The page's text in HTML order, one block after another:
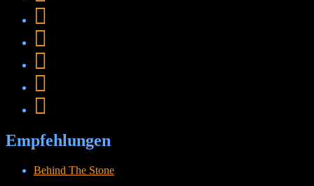
Empfehlungen
Behind The Stone